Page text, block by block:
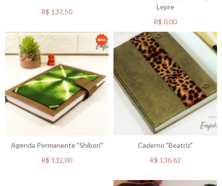
R$ 137,50
Lepre
R$ 0,00
Agenda Permanente "Shibori"
R$ 132,00
Caderno "Beatriz"
R$ 136,62